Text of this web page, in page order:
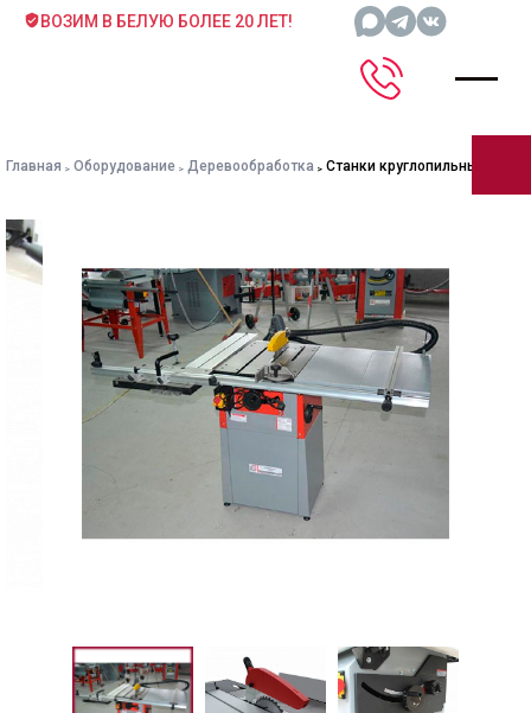
ВОЗИМ В БЕЛУЮ БОЛЕЕ 20 ЛЕТ!
Главная Оборудование Деревообработка Станки круглопильные